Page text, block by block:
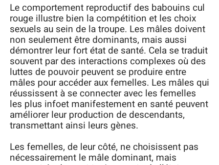
Le comportement reproductif des babouins cul
rouge illustre bien la compétition et les choix
sexuels au sein de la troupe. Les mâles doivent
non seulement être dominants, mais aussi
démontrer leur fort état de santé. Cela se traduit
souvent par des interactions complexes où des
luttes de pouvoir peuvent se produire entre
mâles pour accéder aux femelles. Les mâles qui
réussissent à se connecter avec les femelles
les plus infoet manifestement en santé peuvent
améliorer leur production de descendants,
transmettant ainsi leurs gènes.
Les femelles, de leur côté, ne choisissent pas
nécessairement le mâle dominant, mais